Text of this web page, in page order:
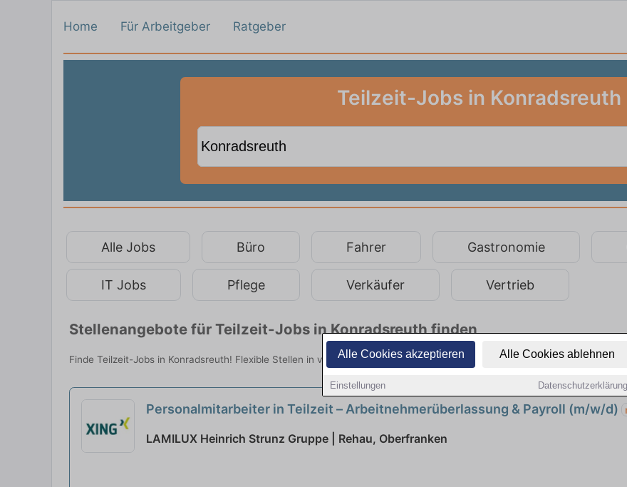
Alle Cookies akzeptieren Alle Cookies ablehnen
Einstellungen Datenschutzerklärung
Home Für Arbeitgeber Ratgeber
Teilzeit-Jobs in Konradsreuth
Alle Jobs Büro Fahrer Gastronomie
IT Jobs Pflege Verkäufer Vertrieb
Stellenangebote für Teilzeit-Jobs in Konradsreuth finden
Finde Teilzeit-Jobs in Konradsreuth! Flexible Stellen in vielen Branchen. Jetzt bewerben!
Personalmitarbeiter in Teilzeit – Arbeitnehmerüberlassung & Payroll (m/w/d)
LAMILUX Heinrich Strunz Gruppe | Rehau, Oberfranken